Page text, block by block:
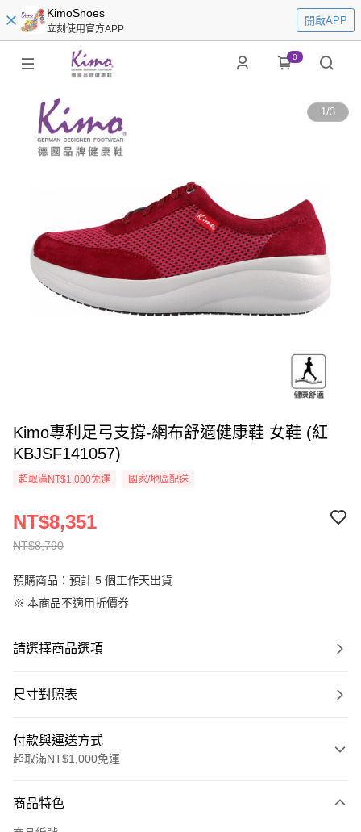
KimoShoes
立刻使用官方APP
開啟APP
0
1/3
Kimo專利足弓支撐-網布舒適健康鞋 女鞋 (紅
KBJSF141057)
超取滿NT$1,000免運 國家/地區配送
NT$8,790
NT$8,351
預購商品：預計 5 個工作天出貨
※ 本商品不適用折價券
請選擇商品選項
尺寸對照表
付款與運送方式
超取滿NT$1,000免運
信用卡一次付款
商品特色